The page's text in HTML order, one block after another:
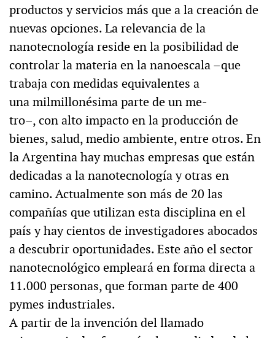
productos y servicios más que a la creación de
nuevas opciones. La relevancia de la
nanotecnología reside en la posibilidad de
controlar la materia en la nanoescala –que
trabaja con medidas equivalentes a
una milmillonésima parte de un me-
tro–, con alto impacto en la producción de
bienes, salud, medio ambiente, entre otros. En
la Argentina hay muchas empresas que están
dedicadas a la nanotecnología y otras en
camino. Actualmente son más de 20 las
compañías que utilizan esta disciplina en el
país y hay cientos de investigadores abocados
a descubrir oportunidades. Este año el sector
nanotecnológico empleará en forma directa a
11.000 personas, que forman parte de 400
pymes industriales.
A partir de la invención del llamado